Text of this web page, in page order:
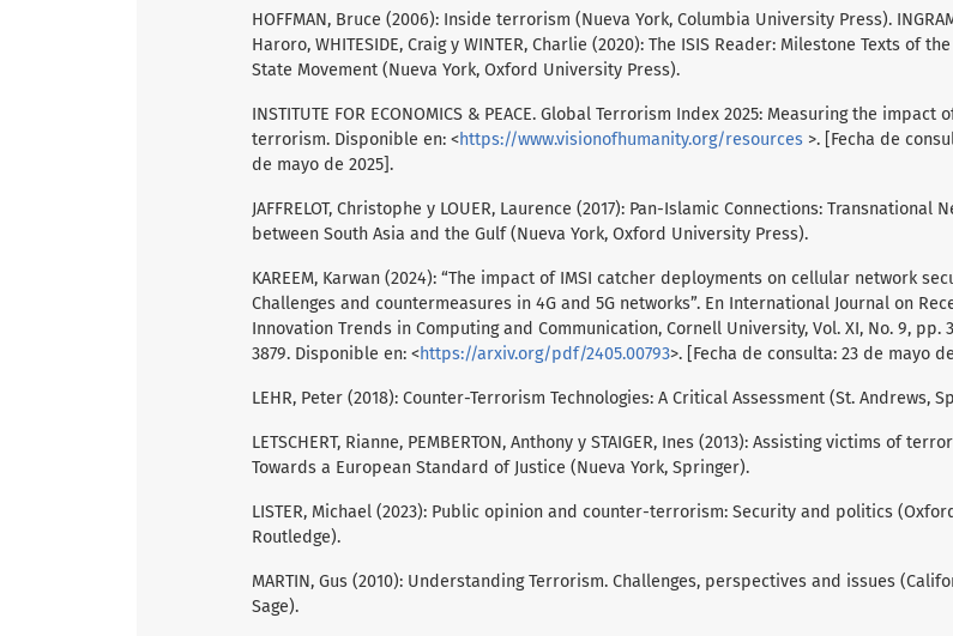
HOFFMAN, Bruce (2006): Inside terrorism (Nueva York, Columbia University Press).
Haroro, WHITESIDE, Craig y WINTER, Charlie (2020): The ISIS Reader: Milestone Texts of
State Movement (Nueva York, Oxford University Press).
INSTITUTE FOR ECONOMICS & PEACE. Global Terrorism Index 2025: Measuring the impact
terrorism. Disponible en: <https://www.visionofhumanity.org/resources >. [Fecha de
de mayo de 2025].
JAFFRELOT, Christophe y LOUER, Laurence (2017): Pan-Islamic Connections: Transnational
between South Asia and the Gulf (Nueva York, Oxford University Press).
KAREEM, Karwan (2024): “The impact of IMSI catcher deployments on cellular network
Challenges and countermeasures in 4G and 5G networks”. En International Journal on
Innovation Trends in Computing and Communication, Cornell University, Vol. XI, No. 9, pp.
3879. Disponible en: <https://arxiv.org/pdf/2405.00793>. [Fecha de consulta: 23 de mayo
LEHR, Peter (2018): Counter-Terrorism Technologies: A Critical Assessment (St. Andrews,
LETSCHERT, Rianne, PEMBERTON, Anthony y STAIGER, Ines (2013): Assisting victims of
Towards a European Standard of Justice (Nueva York, Springer).
LISTER, Michael (2023): Public opinion and counter-terrorism: Security and politics
Routledge).
MARTIN, Gus (2010): Understanding Terrorism. Challenges, perspectives and issues
Sage).